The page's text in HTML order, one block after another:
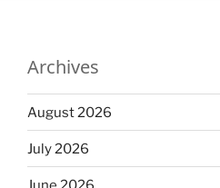
Archives
August 2026
July 2026